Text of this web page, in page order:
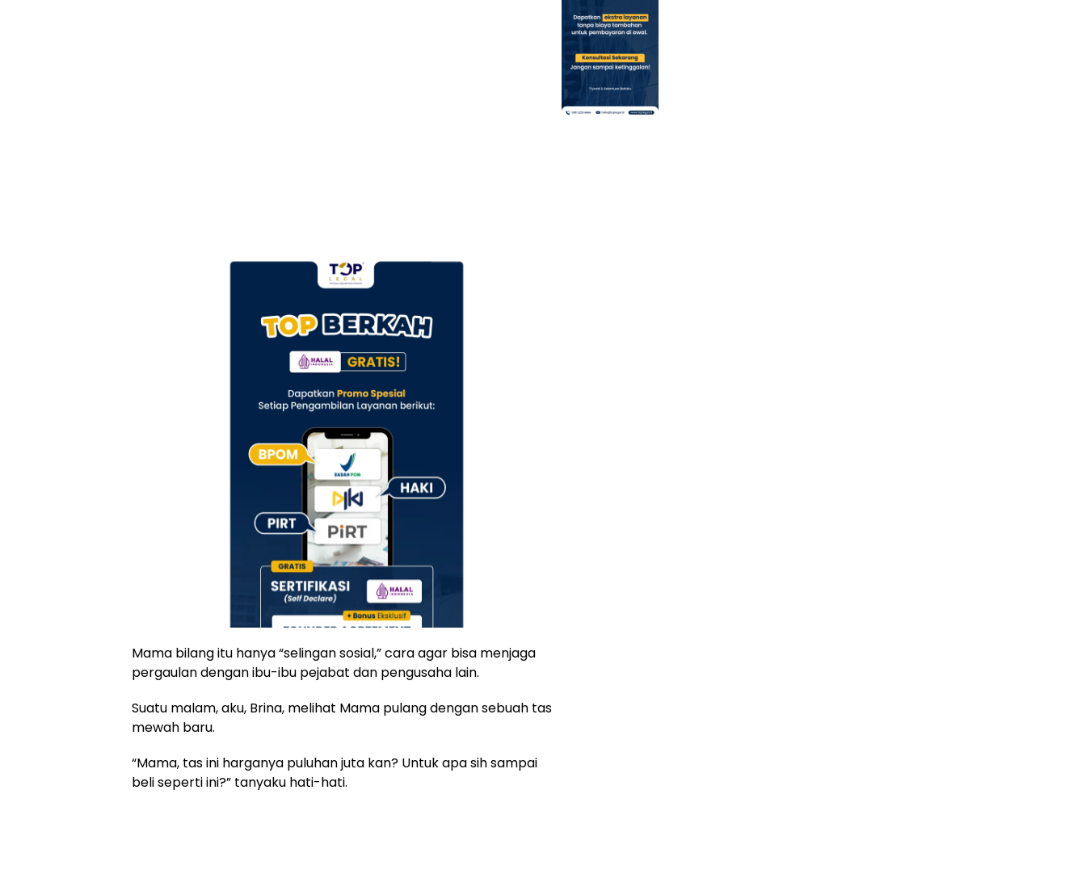
Mama bilang itu hanya “selingan sosial,” cara agar bisa menjaga
pergaulan dengan ibu-ibu pejabat dan pengusaha lain.
Suatu malam, aku, Brina, melihat Mama pulang dengan sebuah tas
mewah baru.
“Mama, tas ini harganya puluhan juta kan? Untuk apa sih sampai
beli seperti ini?” tanyaku hati-hati.